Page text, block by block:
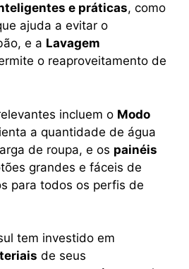
e práticas, como
ajuda a evitar o
e a Lavagem
o reaproveitamento de
incluem o Modo
a quantidade de água
de roupa, e os painéis
grandes e fáceis de
para todos os perfis de
tem investido em
de seus